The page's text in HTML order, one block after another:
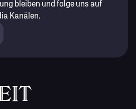
bleiben und folge uns auf
Kanälen.